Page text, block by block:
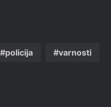
policija varnosti